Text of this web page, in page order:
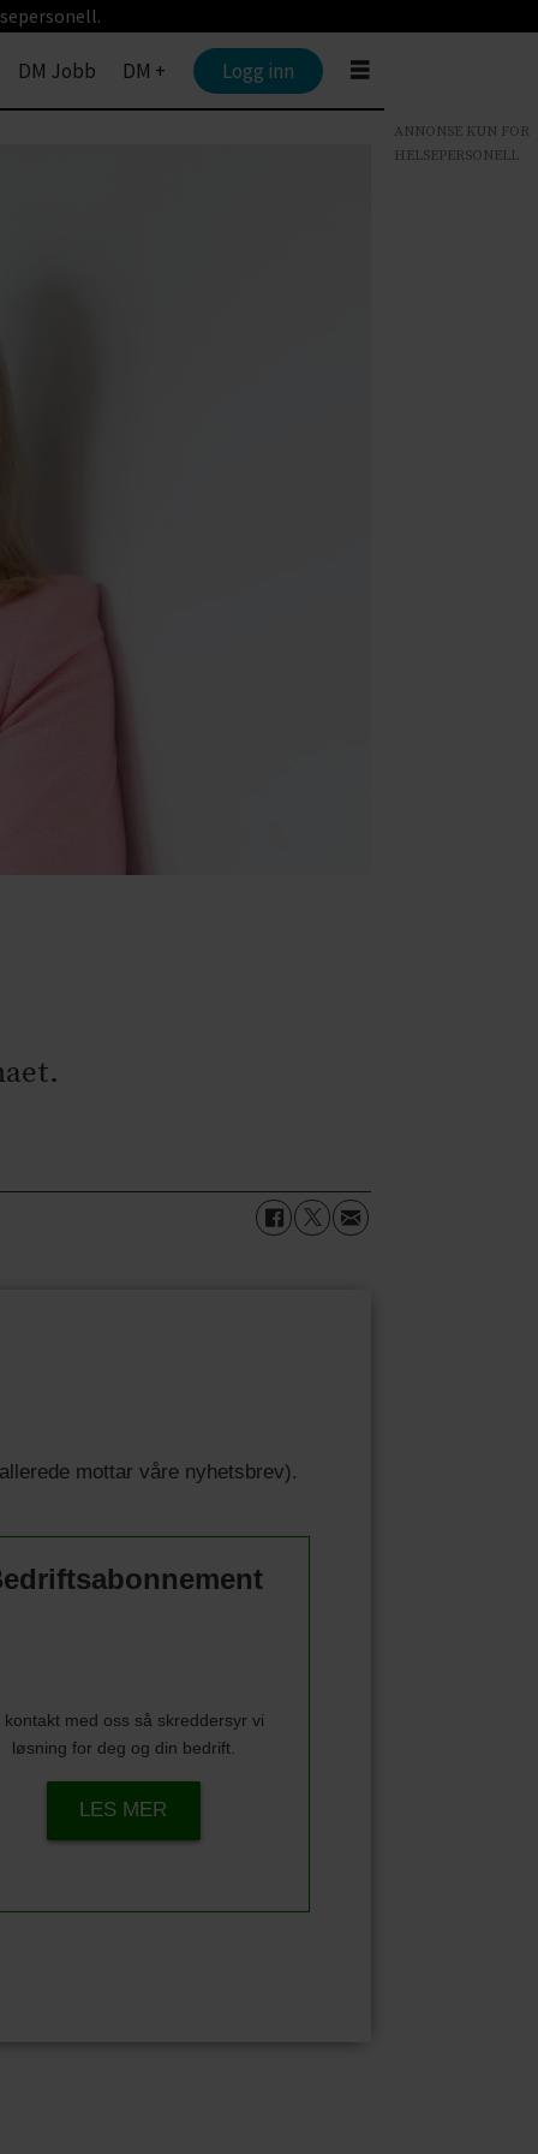
DM Jobb DM + Logg inn
mottar våre nyhetsbrev).
kontakt med oss så skreddersyr vi
løsning for deg og din bedrift.
LES MER
ANNONSE KUN FOR
HELSEPERSONELL